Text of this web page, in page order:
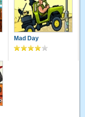
Mad Day